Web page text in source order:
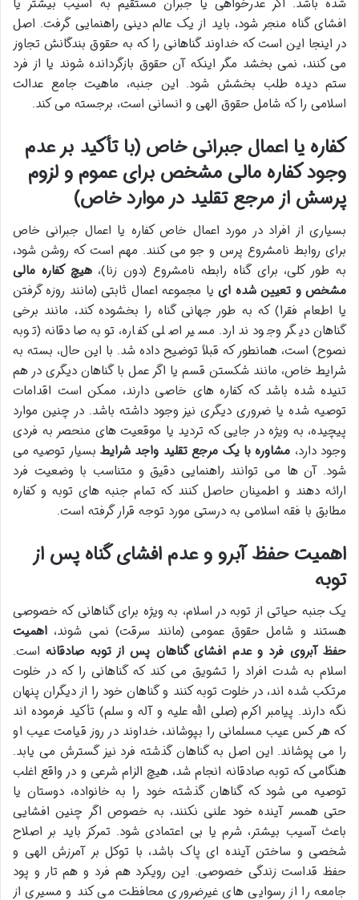
شده باشد. اگر عذرخواهی یا جبران مستقیم به آسیب بیشتر یا
افشای گناه منجر شود، باید از یک عالم دینی راهنمایی گرفت. اصل
در اینجا این است که خداوند گناهانی را که به حقوق بندگانش تجاوز
می کنند، نمی بخشد مگر اینکه آن حقوق بازگردانده شوند یا از فرد
ستم دیده طلب بخشش شود. این جنبه، ماهیت جامع عدالت
اسلامی را که شامل حقوق الهی و انسانی است، برجسته می کند.
کفاره یا اعمال جبرانی خاص (با تأکید بر عدم
وجود کفاره مالی مشخص برای عموم و لزوم
پرسش از مرجع تقلید در موارد خاص)
بسیاری از افراد در مورد اعمال خاص کفاره یا اعمال جبرانی خاص
برای روابط نامشروع پرس و جو می کنند. مهم است که روشن شود،
به طور کلی، برای گناه رابطه نامشروع (دون زنا)،هیچ کفاره مالی
مشخص و تعیین شده اییا مجموعه اعمال ثابتی (مانند روزه گرفتن
یا اطعام فقرا) که به طور جهانی گناه را بخشوده کند، مانند برخی
گناهان دیگر وجود ندارد. مسیر اصلی کفاره، توبه صادقانه (توبه
نصوح) است، همانطور که قبلاً توضیح داده شد. با این حال، بسته به
شرایط خاص، مانند شکستن قسم یا اگر عمل با گناهان دیگری در هم
تنیده شده باشد که کفاره های خاصی دارند، ممکن است اقدامات
توصیه شده یا ضروری دیگری نیز وجود داشته باشد. در چنین موارد
پیچیده، به ویژه در جایی که تردید یا موقعیت های منحصر به فردی
وجود دارد، مشاوره با یک مرجع تقلید واجد شرایطبسیار توصیه می
شود. آن ها می توانند راهنمایی دقیق و متناسب با وضعیت فرد
ارائه دهند و اطمینان حاصل کنند که تمام جنبه های توبه و کفاره
مطابق با فقه اسلامی به درستی مورد توجه قرار گرفته است.
اهمیت حفظ آبرو و عدم افشای گناه پس از
توبه
یک جنبه حیاتی از توبه در اسلام، به ویژه برای گناهانی که خصوصی
هستند و شامل حقوق عمومی (مانند سرقت) نمی شوند، اهمیت
حفظ آبروی فرد و عدم افشای گناهان پس از توبه صادقانهاست.
اسلام به شدت افراد را تشویق می کند که گناهانی را که در خلوت
مرتکب شده اند، در خلوت توبه کنند و گناهان خود را از دیگران پنهان
نگه دارند. پیامبر اکرم (صلی الله علیه و آله و سلم) تأکید فرموده اند
که هر کس عیب مسلمانی را بپوشاند، خداوند در روز قیامت عیب او
را می پوشاند. این اصل به گناهان گذشته فرد نیز گسترش می یابد.
هنگامی که توبه صادقانه انجام شد، هیچ الزام شرعی و در واقع اغلب
توصیه می شود که گناهان گذشته خود را به خانواده، دوستان یا
حتی همسر آینده خود علنی نکنند، به خصوص اگر چنین افشایی
باعث آسیب بیشتر، شرم یا بی اعتمادی شود. تمرکز باید بر اصلاح
شخصی و ساختن آینده ای پاک باشد، با توکل بر آمرزش الهی و
حفظ قداست زندگی خصوصی. این رویکرد هم فرد و هم تار و پود
جامعه را از رسوایی های غیرضروری محافظت می کند و مسیری از